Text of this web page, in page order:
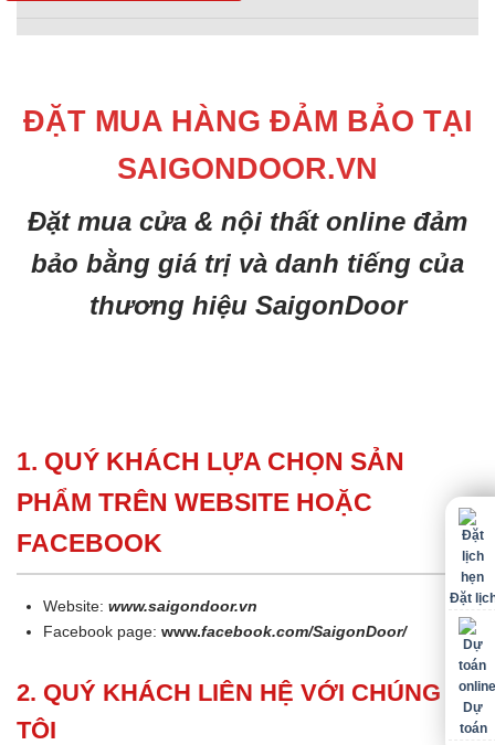
ĐẶT MUA HÀNG ĐẢM BẢO TẠI
SAIGONDOOR.VN
Đặt mua cửa & nội thất online đảm
bảo bằng giá trị và danh tiếng của
thương hiệu SaigonDoor
1. QUÝ KHÁCH LỰA CHỌN SẢN
PHẨM TRÊN WEBSITE HOẶC
FACEBOOK
Website:www.saigondoor.vn
Facebook page:www.facebook.com/SaigonDoor/
2. QUÝ KHÁCH LIÊN HỆ VỚI CHÚNG
TÔI
Đặt
Dự
toán